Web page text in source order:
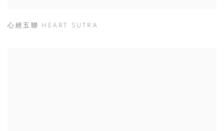
心經五聯 HEART SUTRA